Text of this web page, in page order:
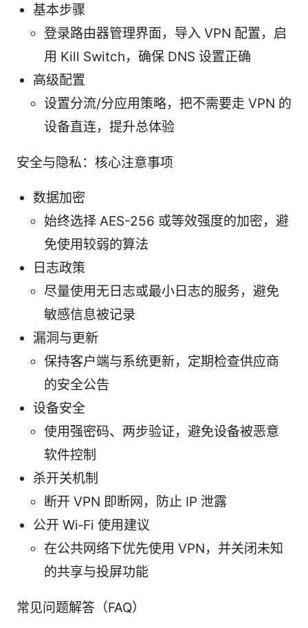
基本步骤
登录路由器管理界面，导入 VPN 配置，启
用 Kill Switch，确保 DNS 设置正确
高级配置
设置分流/分应用策略，把不需要走 VPN 的
设备直连，提升总体验
安全与隐私：核心注意事项
数据加密
始终选择 AES-256 或等效强度的加密，避
免使用较弱的算法
日志政策
尽量使用无日志或最小日志的服务，避免
敏感信息被记录
漏洞与更新
保持客户端与系统更新，定期检查供应商
的安全公告
设备安全
使用强密码、两步验证，避免设备被恶意
软件控制
杀开关机制
断开 VPN 即断网，防止 IP 泄露
公开 Wi‑Fi 使用建议
在公共网络下优先使用 VPN，并关闭未知
的共享与投屏功能
常见问题解答（FAQ）